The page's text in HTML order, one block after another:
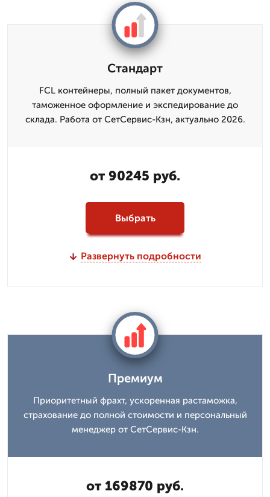
Стандарт
FCL контейнеры, полный пакет документов,
таможенное оформление и экспедирование до
склада. Работа от СетСервис-Кзн, актуально 2026.
от 90245 руб.
Выбрать
Развернуть подробности
Премиум
Приоритетный фрахт, ускоренная растаможка,
страхование до полной стоимости и персональный
менеджер от СетСервис-Кзн.
от 169870 руб.